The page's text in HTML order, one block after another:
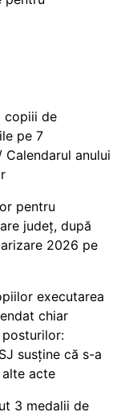
copiii de
pe 7
anului
pentru
județ, după
2026 pe
executarea
chiar
susține că s-a
acte
3 medalii de